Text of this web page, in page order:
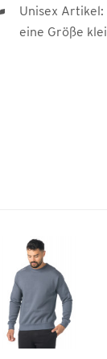
Unisex
eine Größe